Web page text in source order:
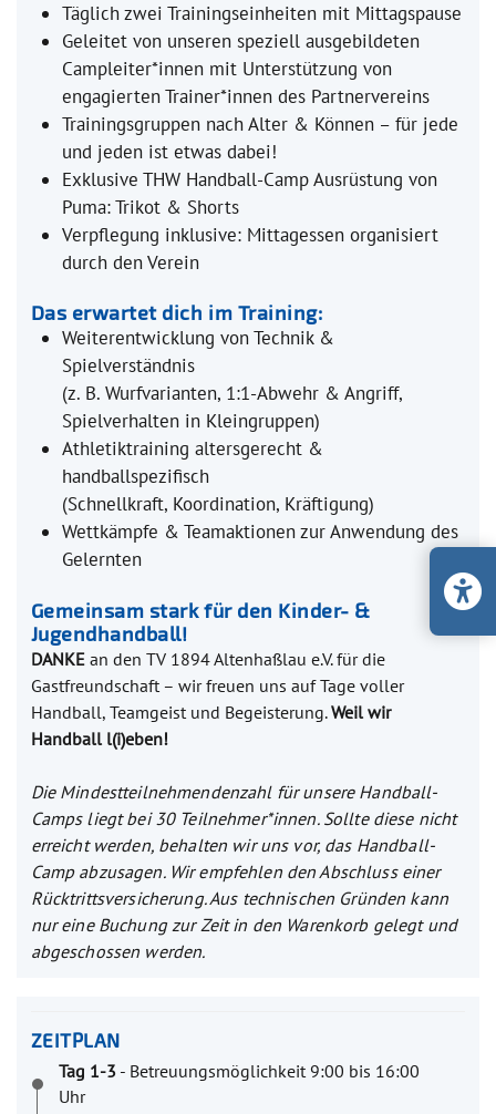
Täglich zwei Trainingseinheiten mit Mittagspause
Geleitet von unseren speziell ausgebildeten
Campleiter*innen mit Unterstützung von
engagierten Trainer*innen des Partnervereins
Trainingsgruppen nach Alter & Können – für jede
und jeden ist etwas dabei!
Exklusive THW Handball-Camp Ausrüstung von
Puma: Trikot & Shorts
Verpflegung inklusive: Mittagessen organisiert
durch den Verein
Das erwartet dich im Training:
Weiterentwicklung von Technik &
Spielverständnis
(z. B. Wurfvarianten, 1:1-Abwehr & Angriff,
Spielverhalten in Kleingruppen)
Athletiktraining altersgerecht &
handballspezifisch
(Schnellkraft, Koordination, Kräftigung)
Wettkämpfe & Teamaktionen zur Anwendung des
Gelernten
Gemeinsam stark für den Kinder- &
Jugendhandball!
DANKEan den TV 1894 Altenhaßlau e.V. für die
Gastfreundschaft – wir freuen uns auf Tage voller
Handball, Teamgeist und Begeisterung.Weil wir
Handball l(i)eben!
Die Mindestteilnehmendenzahl für unsere Handball-
Camps liegt bei 30 Teilnehmer*innen. Sollte diese nicht
erreicht werden, behalten wir uns vor, das Handball-
Camp abzusagen. Wir empfehlen den Abschluss einer
Rücktrittsversicherung. Aus technischen Gründen kann
nur eine Buchung zur Zeit in den Warenkorb gelegt und
abgeschossen werden.
ZEITPLAN
Tag 1-3- Betreuungsmöglichkeit 9:00 bis 16:00
Uhr